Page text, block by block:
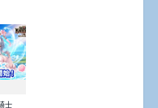
士